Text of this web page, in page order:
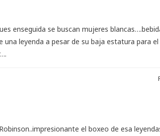
enseguida se buscan mujeres
leyenda a pesar de su baja estatura para el
el boxeo de esa